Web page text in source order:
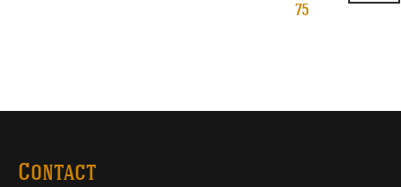
75
Contact